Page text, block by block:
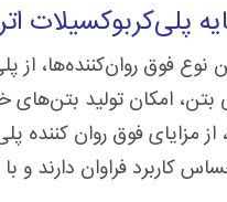
پلی‌کربوکسیلات
امکان تولید بتن‌های
مزایای فوق روان کننده
کاربرد فراوان دارند و